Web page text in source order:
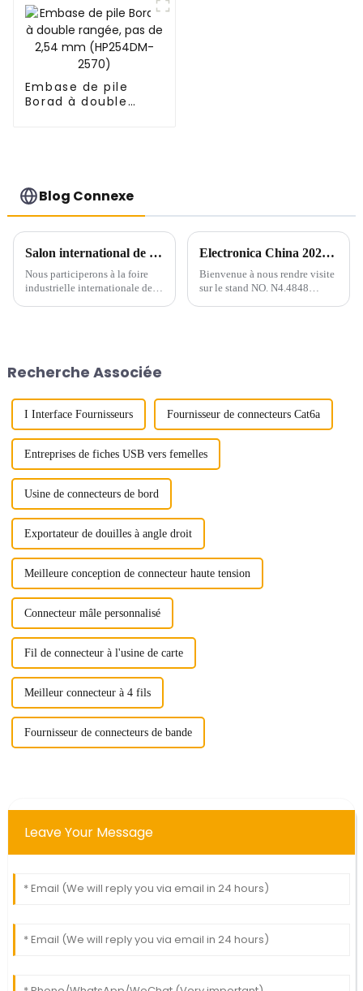
Embase de pile
Borad à double
Blog Connexe
Salon international de l'industrie de Chine du Sud
Nous participerons à la foire
industrielle internationale de
et d'expositions de Shenzhen...
Electronica China 2024 : visitez-nous du 8 au 10 juillet !
Bienvenue à nous rendre visite
sur le stand NO. N4.4848
Recherche Associée
I Interface Fournisseurs Fournisseur de connecteurs Cat6a
Entreprises de fiches USB vers femelles
Usine de connecteurs de bord
Exportateur de douilles à angle droit
Meilleure conception de connecteur haute tension
Connecteur mâle personnalisé
Fil de connecteur à l'usine de carte
Meilleur connecteur à 4 fils
Fournisseur de connecteurs de bande
Leave Your Message